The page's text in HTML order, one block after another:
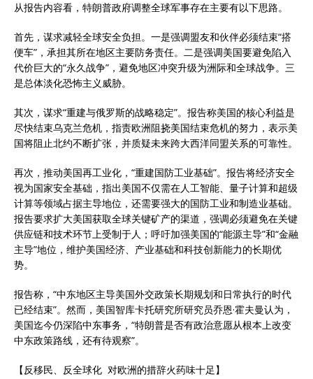
从报告内容看，特朗普政府调整全球军事存在主要有以下思路。
首先，谋求减轻全球安全负担。一是强调盟友和伙伴必须结束“搭
便车”，承担其所在地区主要防务责任。二是强调美国要避免陷入
代价巨大的“永久战争”，避免地区冲突升级为洲际和全球战争。三
是总体淡化恐怖主义威胁。
其次，谋求“重建与俄罗斯的战略稳定”。报告称美国的核心利益是
尽快结束乌克兰危机，指责欧洲阻挠美国结束危机的努力，表示美
国将阻止北约不断扩张，并质疑未来跨大西洋同盟关系的可靠性。
再次，推动美国再工业化，“重建国防工业基础”。报告将经济安全
视为国家安全基础，指出美国不仅需在人工智能、量子计算和超级
计算等领域占据主导地位，还需要强大的国防工业和制造业基础。
报告要求扩大美国获取全球关键矿产的渠道，强调必须避免在关键
供应链和技术环节上受制于人；呼吁加强美国的“能源主导”和“金融
主导”地位，维护美国经济、产业基础和科技创新能力的长期优
势。
报告称，“中东地区主导美国外交政策长期规划和日常执行的时代
已经结束”。然而，美国智库卡托研究所研究员乔恩·霍夫曼认为，
美国迄今仍深陷中东事务，“特朗普是否有政治意愿从根本上改变
中东政策路线，还有待观察”。
【反移民、反全球化 对欧洲的措辞火药味十足】